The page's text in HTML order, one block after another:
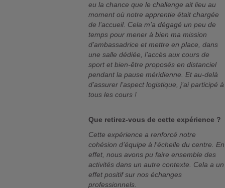
eu la chance que le challenge ait lieu au
moment où notre apprentie était chargée
de l’accueil. Cela m’a dégagé un peu de
temps pour mener à bien ma mission
d’ambassadrice et mettre en place, dans
une salle dédiée, l’accès aux cours de
sport et bien-être proposés en distanciel
pendant la pause méridienne. Et au-delà
d’assurer l’aspect logistique, j’ai participé à
tous les cours !
Que retirez-vous de cette expérience ?
Cette expérience a renforcé notre
cohésion d’équipe à l’échelle du centre. En
effet, nous avons pu faire ensemble des
activités dans un autre contexte. Cela a un
effet positif sur nos échanges
professionnels.